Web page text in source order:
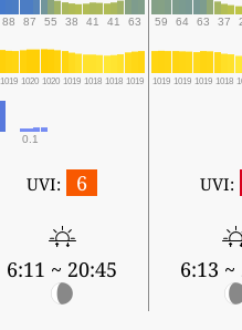
88 87 55 38 41 41 63 59 64 63 37
1019 1020 1020 1019 1018 1018 1019 1019 1019 1019 1018
0.1
UVI: 6
6:11 ~ 20:45
UVI:
6:13 ~